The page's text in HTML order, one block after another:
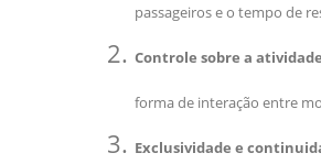
passageiros e o tempo de
Controle sobre a atividade
forma de interação entre
Exclusividade e